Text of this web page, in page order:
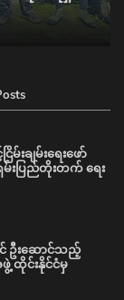
းချမ်းရေးဖော်
းပြည်တိုးတက် ရေး
ဦးဆောင်သည့်
ထိုင်းနိုင်ငံမှ